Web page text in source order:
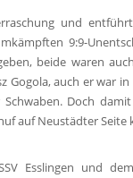
und
9:9-
beide waren
Gogola, auch er war
Doch
auf Neustädter Seite
Esslingen und